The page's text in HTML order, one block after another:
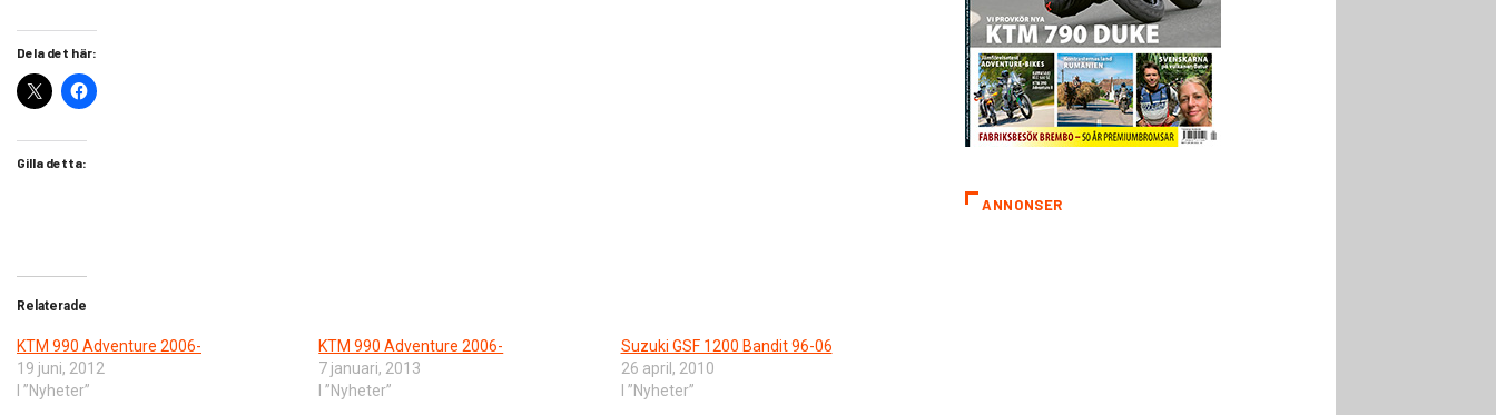
Dela det här:
Gilla detta:
Relaterade
KTM 990 Adventure 2006-
19 juni, 2012
I ”Nyheter”
KTM 990 Adventure 2006-
7 januari, 2013
I ”Nyheter”
Suzuki GSF 1200 Bandit 96-06
26 april, 2010
I ”Nyheter”
ANNONSER